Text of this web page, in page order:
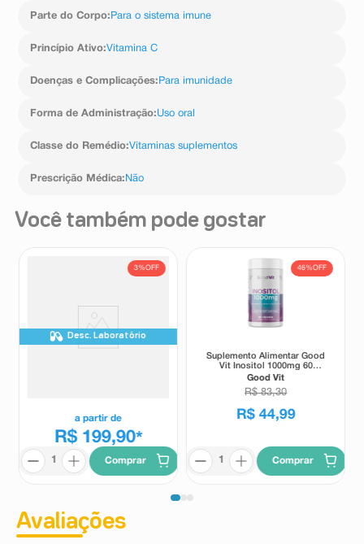
Parte do Corpo: Para o sistema imune
Princípio Ativo:Vitamina C
Doenças e Complicações: Para imunidade
Forma de Administração:Uso oral
Classe do Remédio:Vitaminas suplementos
Prescrição Médica: Não
Você também pode gostar
3%OFF
Desc. Laboratório
a partir de
R$ 199,90*
Comprar
46%OFF
Suplemento Alimentar Good
Vit Inositol 1000mg 60
Cápsulas
Good Vit
R$ 83,30
R$ 44,99
Comprar
Avaliações